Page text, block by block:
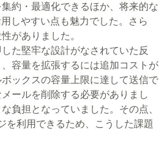
約・最適化できるほか、将来的な
しやすい点も魅力でした。さら
がありました。
た堅牢な設計がなされていた反
容量を拡張するには追加コストが
ックスの容量上限に達して送信で
ールを削除する必要がありまし
負担となっていました。その点、
を利用できるため、こうした課題